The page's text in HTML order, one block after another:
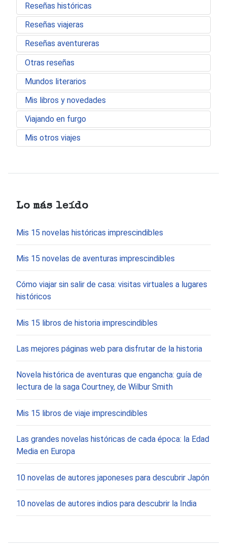
Reseñas históricas
Reseñas viajeras
Reseñas aventureras
Otras reseñas
Mundos literarios
Mis libros y novedades
Viajando en furgo
Mis otros viajes
Lo más leído
Mis 15 novelas históricas imprescindibles
Mis 15 novelas de aventuras imprescindibles
Cómo viajar sin salir de casa: visitas virtuales a lugares
históricos
Mis 15 libros de historia imprescindibles
Las mejores páginas web para disfrutar de la historia
Novela histórica de aventuras que engancha: guía de
lectura de la saga Courtney, de Wilbur Smith
Mis 15 libros de viaje imprescindibles
Las grandes novelas históricas de cada época: la Edad
Media en Europa
10 novelas de autores japoneses para descubrir Japón
10 novelas de autores indios para descubrir la India